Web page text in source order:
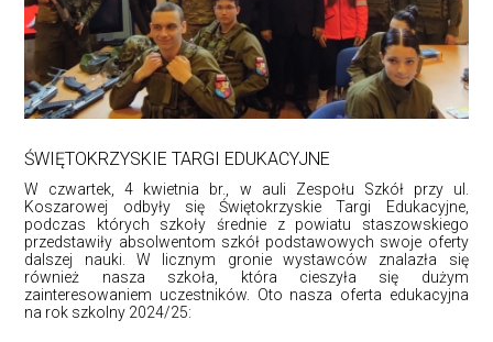
ŚWIĘTOKRZYSKIE TARGI EDUKACYJNE
W czwartek, 4 kwietnia br., w auli Zespołu Szkół przy ul.
Koszarowej odbyły się Świętokrzyskie Targi Edukacyjne,
podczas których szkoły średnie z powiatu staszowskiego
przedstawiły absolwentom szkół podstawowych swoje oferty
dalszej nauki. W licznym gronie wystawców znalazła się
również nasza szkoła, która cieszyła się dużym
zainteresowaniem uczestników. Oto nasza oferta edukacyjna
na rok szkolny 2024/25: